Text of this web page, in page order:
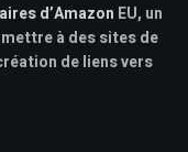
d’Amazon EU, un
à des sites de
de liens vers